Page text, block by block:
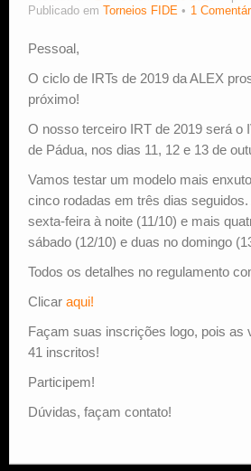
Publicado em
Torneios FIDE 1
Pessoal,
O ciclo de IRTs de 2019 da ALEX
próximo!
O nosso terceiro IRT de 2019 será o
de Pádua, nos dias 11, 12 e 13 de
Vamos testar um modelo mais
cinco rodadas em três dias
sexta-feira à noite (11/10) e mais
sábado (12/10) e duas no domingo
Todos os detalhes no regulamento
Clicar aqui!
Façam suas inscrições logo, pois as
41 inscritos!
Participem!
Dúvidas, façam contato!